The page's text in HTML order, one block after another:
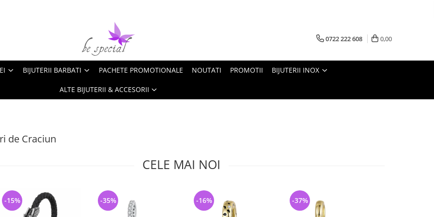
0722 222 608 0,00
BIJUTERII BARBATI PACHETE PROMOTIONALE NOUTATI PROMOTII BIJUTERII INOX
ALTE BIJUTERII & ACCESORII
de Craciun
CELE MAI NOI
-15% -35% -16% -37%